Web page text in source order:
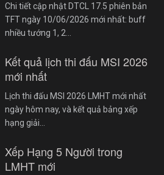
Chi tiết cập nhật DTCL 17.5 phiên bản
TFT ngày 10/06/2026 mới nhất: buff
nhiều tướng 1, 2…
Kết quả lịch thi đấu MSI 2026
mới nhất
Lịch thi đấu MSI 2026 LMHT mới nhất
ngày hôm nay, và kết quả bảng xếp
hạng giải…
Xếp Hạng 5 Người trong
LMHT mới